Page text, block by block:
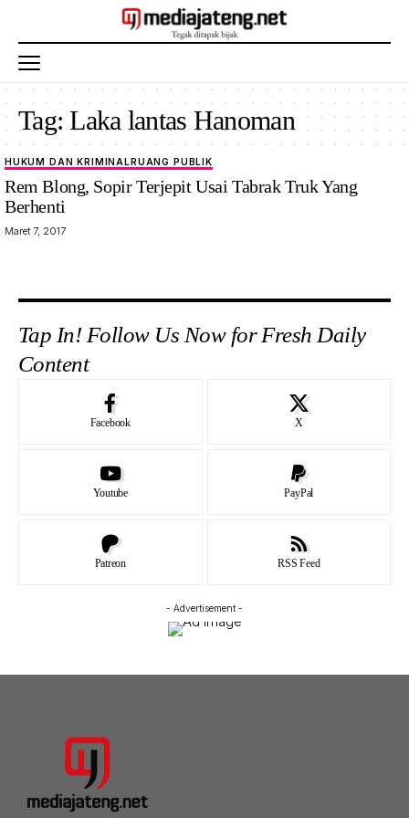
Tag:Laka lantas Hanoman
HUKUM DAN KRIMINALRUANG PUBLIK
Rem Blong, Sopir Terjepit Usai Tabrak Truk Yang
Berhenti
Maret 7, 2017
Tap In! Follow Us Now for Fresh Daily
Content
Facebook X
Youtube PayPal
Patreon RSS Feed
- Advertisement -